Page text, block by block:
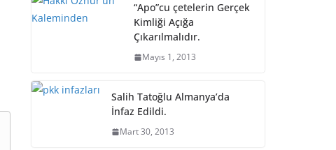
“Apo”cu çetelerin Gerçek
Kimliği Açığa
Çıkarılmalıdır.
Mayıs 1, 2013
Salih Tatoğlu Almanya’da
İnfaz Edildi.
Mart 30, 2013